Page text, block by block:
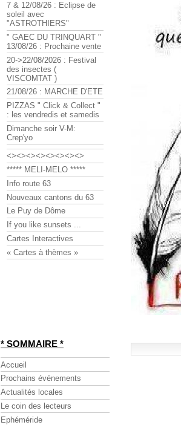
7 & 12/08/26 : Eclipse de
soleil avec
"ASTROTHIERS"
" GAEC DU TRINQUART "
13/08/26 : Prochaine vente
20->22/08/2026 : Festival
des insectes (
VISCOMTAT )
21/08/26 : MARCHE D'ETE
PIZZAS " Click & Collect "
: les vendredis et samedis
Dimanche soir V-M:
Crep'yo
<><><><><><><><>
***** MELI-MELO *****
Info route 63
Nouveaux cantons du 63
Le Puy de Dôme
If you like sunsets ...
Cartes Interactives
« Cartes à thèmes »
* SOMMAIRE *
Accueil
Prochains événements
Actualités locales
Le coin des lecteurs
Ephéméride